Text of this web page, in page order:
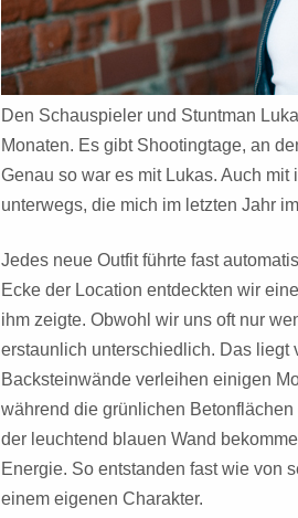
Den Schauspieler und Stuntman
Monaten. Es gibt Shootingtage, an
Genau so war es mit Lukas. Auch
unterwegs, die mich im letzten Jahr
Jedes neue Outfit führte fast
Ecke der Location entdeckten wir
ihm zeigte. Obwohl wir uns oft nur
erstaunlich unterschiedlich. Das liegt
Backsteinwände verleihen einigen
während die grünlichen
der leuchtend blauen Wand
Energie. So entstanden fast wie von
einem eigenen Charakter.